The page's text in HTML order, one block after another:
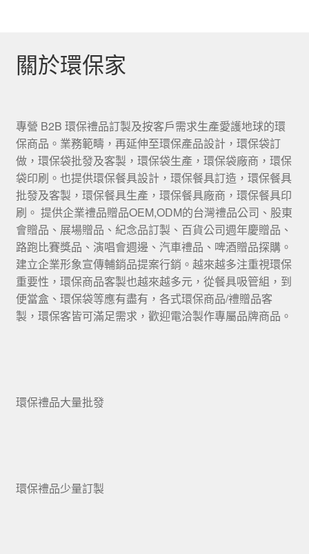
關於環保家
專營 B2B 環保禮品訂製及按客戶需求生產愛護地球的環
保商品。業務範疇，再延伸至環保產品設計，環保袋訂
做，環保袋批發及客製，環保袋生產，環保袋廠商，環保
袋印刷。也提供環保餐具設計，環保餐具訂造，環保餐具
批發及客製，環保餐具生產，環保餐具廠商，環保餐具印
刷。 提供企業禮品贈品OEM,ODM的台灣禮品公司、股東
會贈品、展場贈品、紀念品訂製、百貨公司週年慶贈品、
路跑比賽獎品、演唱會週邊、汽車禮品、啤酒贈品探購。
建立企業形象宣傳輔銷品提案行銷。越來越多注重視環保
重要性，環保商品客製也越來越多元，從餐具吸管組，到
便當盒、環保袋等應有盡有，各式環保商品/禮贈品客
製，環保客皆可滿足需求，歡迎電洽製作專屬品牌商品。
環保禮品大量批發
環保禮品少量訂製